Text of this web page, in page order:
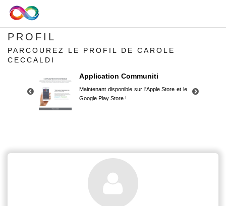
PROFIL
PARCOUREZ LE PROFIL DE CAROLE
CECCALDI
Application Communiti
Maintenant disponible sur l'Apple Store et le
Google Play Store !
Google Play Store !